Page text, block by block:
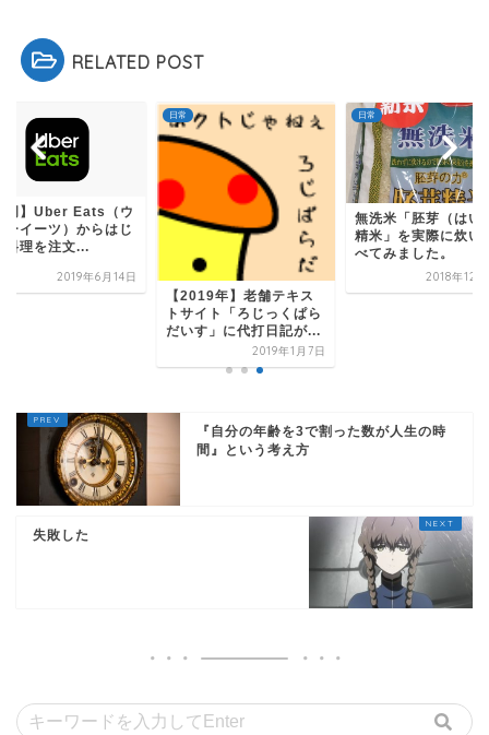
RELATED POST
岡】Uber Eats（ウ
ーイーツ）からはじ
料理を注文...
2019年6月14日
日常
【2019年】老舗テキス
トサイト「ろじっくぱら
だいす」に代打日記が...
2019年1月7日
日常
無洗米「胚芽（はい
精米」を実際に炊い
べてみました。
2018年12
『自分の年齢を3で割った数が人生の時
間』という考え方
失敗した